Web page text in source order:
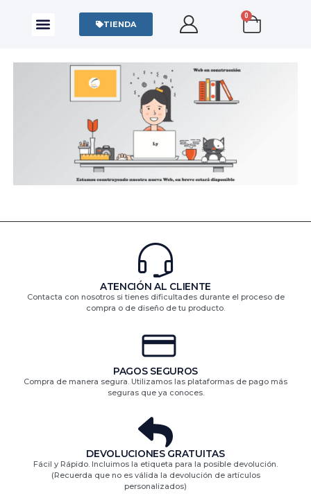
TIENDA
0
ATENCIÓN AL CLIENTE
Contacta con nosotros si tienes dificultades durante el proceso de
compra o de diseño de tu producto.
PAGOS SEGUROS
Compra de manera segura. Utilizamos las plataformas de pago más
seguras que ya conoces.
DEVOLUCIONES GRATUITAS​
Fácil y Rápido. Incluimos la etiqueta para la posible devolución.
(Recuerda que no es válida la devolución de artículos
personalizados)​